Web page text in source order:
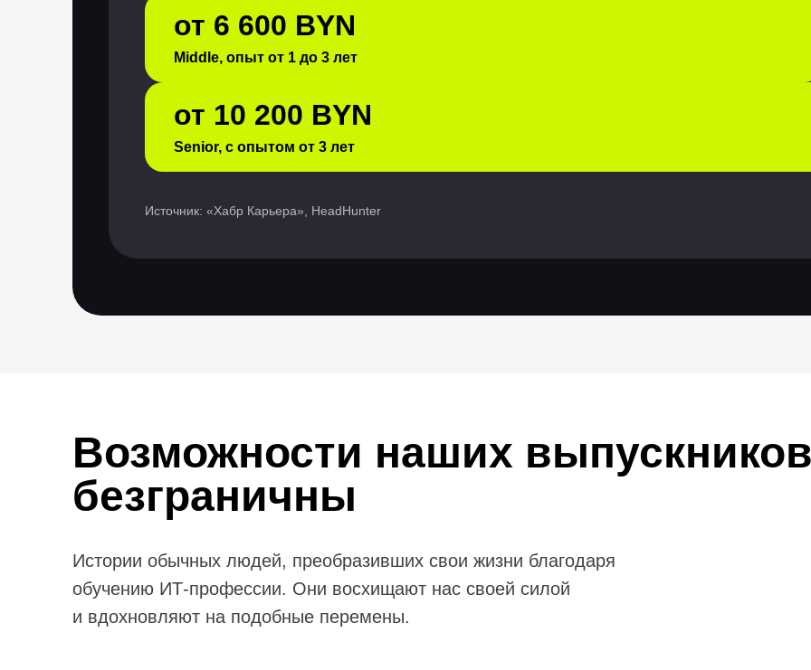
от 6 600 BYN
Middle, опыт от 1 до 3 лет
от 10 200 BYN
Senior, с опытом от 3 лет
Источник: «Хабр Карьера», HeadHunter
Возможности наших
безграничны
Истории обычных людей, преобразивших свои жизни благодаря
обучению ИТ-профессии. Они восхищают нас своей силой
и вдохновляют на подобные перемены.